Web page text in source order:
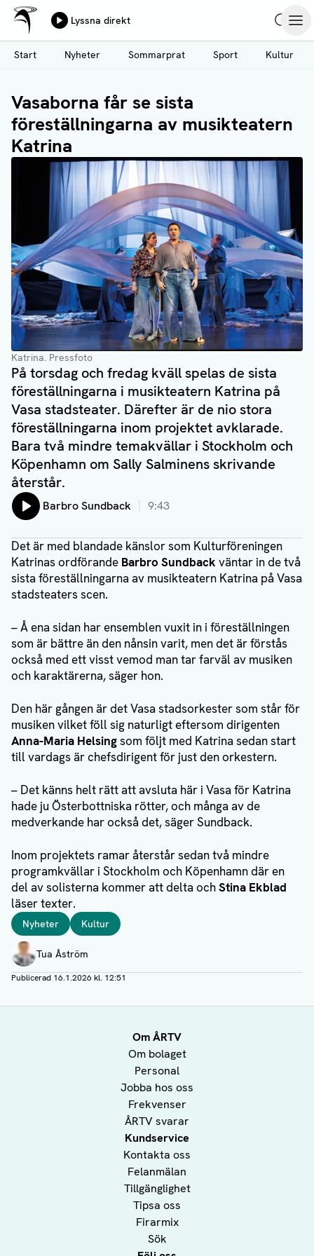
Hoppa
till
huvudinnehåll
Ålands Radio & TV
Lyssna direkt
Start
Nyheter Sommarprat Sport Kultur
Vasaborna får se sista
föreställningarna av musikteatern
Katrina
Katrina. Pressfoto
På torsdag och fredag kväll spelas de sista
föreställningarna i musikteatern Katrina på
Vasa stadsteater. Därefter är de nio stora
föreställningarna inom projektet avklarade.
Bara två mindre temakvällar i Stockholm och
Köpenhamn om Sally Salminens skrivande
återstår.
Lyssna på:
Barbro Sundback 9:43
Det är med blandade känslor som Kulturföreningen
Katrinas ordförande Barbro Sundback väntar in de två
sista föreställningarna av musikteatern Katrina på Vasa
stadsteaters scen.
– Å ena sidan har ensemblen vuxit in i föreställningen
som är bättre än den nånsin varit, men det är förstås
också med ett visst vemod man tar farväl av musiken
och karaktärerna, säger hon.
Den här gången är det Vasa stadsorkester som står för
musiken vilket föll sig naturligt eftersom dirigenten
Anna-Maria Helsingsom följt med Katrina sedan start
till vardags är chefsdirigent för just den orkestern.
– Det känns helt rätt att avsluta här i Vasa för Katrina
hade ju Österbottniska rötter, och många av de
medverkande har också det, säger Sundback.
Inom projektets ramar återstår sedan två mindre
programkvällar i Stockholm och Köpenhamn där en
del av solisterna kommer att delta ochStina Ekblad
läser texter.
Taggar
Nyheter Kultur
Författare
Tua Åström
Publicerad 16.1.2026 kl. 12:51
Om ÅRTV
Om bolaget
Personal
Jobba hos oss
Frekvenser
ÅRTV svarar
Kundservice
Kontakta oss
Felanmälan
Tillgänglighet
Tipsa oss
Firarmix
Sök